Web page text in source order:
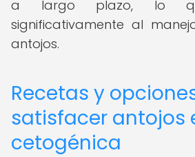
a largo plazo, lo
significativamente al
antojos.
Recetas y
satisfacer antojos
cetogénica